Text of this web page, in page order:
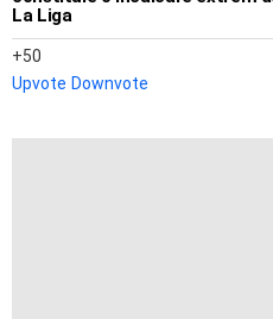
La Liga
50
Upvote Downvote